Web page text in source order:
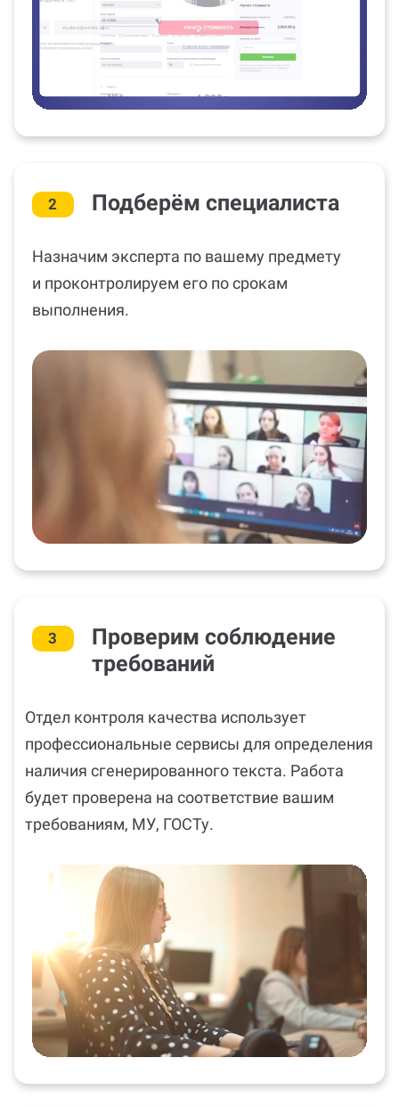
2 Подберём специалиста
Назначим эксперта по вашему предмету
и проконтролируем его по срокам
выполнения.
3
Проверим соблюдение
требований
Отдел контроля качества использует
профессиональные сервисы для определения
наличия сгенерированного текста. Работа
будет проверена на соответствие вашим
требованиям, МУ, ГОСТу.